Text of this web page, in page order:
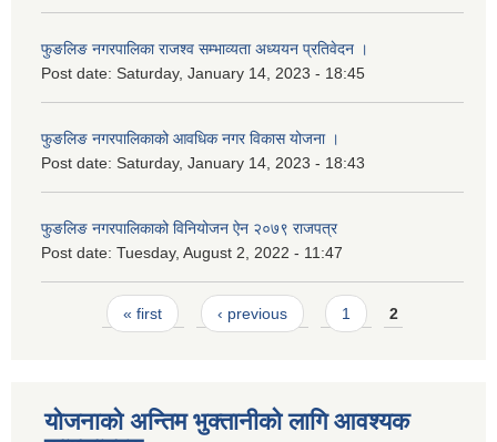
फुङलिङ नगरपालिका राजश्व सम्भाव्यता अध्ययन प्रतिवेदन ।
Post date: Saturday, January 14, 2023 - 18:45
फुङलिङ नगरपालिकाको आवधिक नगर विकास योजना ।
Post date: Saturday, January 14, 2023 - 18:43
फुङलिङ नगरपालिकाको विनियोजन ऐन २०७९ राजपत्र
Post date: Tuesday, August 2, 2022 - 11:47
Pages« first ‹ previous 1 2
योजनाको अन्तिम भुक्तानीको लागि आवश्यक